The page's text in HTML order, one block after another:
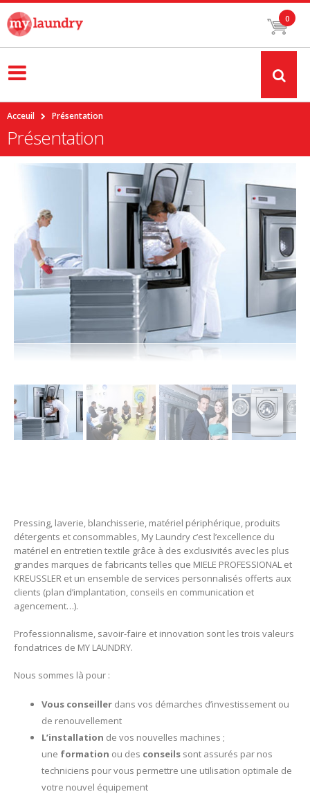
0
Acceuil Présentation
Présentation
Pressing, laverie, blanchisserie, matériel périphérique, produits
détergents et consommables, My Laundry c’est l’excellence du
matériel en entretien textile grâce à des exclusivités avec les plus
grandes marques de fabricants telles que MIELE PROFESSIONAL et
KREUSSLER et un ensemble de services personnalisés offerts aux
clients (plan d’implantation, conseils en communication et
agencement…).
Professionnalisme, savoir-faire et innovation sont les trois valeurs
fondatrices de MY LAUNDRY.
Nous sommes là pour :
Vous conseiller dans vos démarches d’investissement ou
de renouvellement
L’installation de vos nouvelles machines ;
une formation ou des conseils sont assurés par nos
techniciens pour vous permettre une utilisation optimale de
votre nouvel équipement